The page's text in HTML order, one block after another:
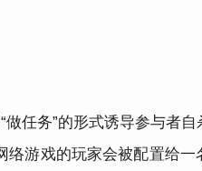
任务”的形式诱导参与者自
游戏的玩家会被配置给一